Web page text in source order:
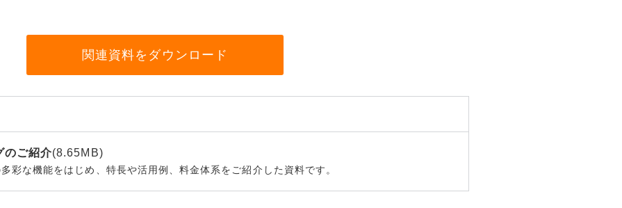
関連資料をダウンロード
ご紹介(8.65MB)
彩な機能をはじめ、特長や活用例、料金体系をご紹介した資料です。